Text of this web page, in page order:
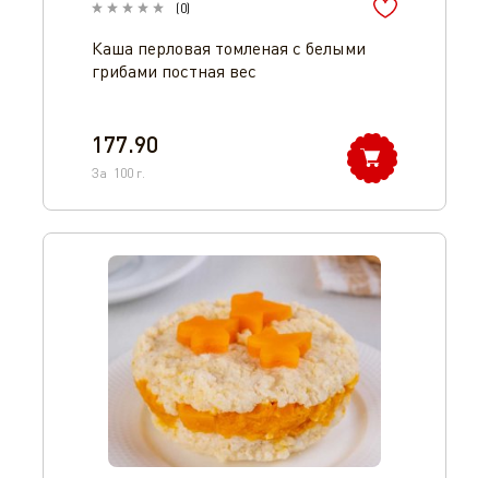
(0)
Каша перловая томленая с белыми
грибами постная вес
177.90
За 100 г.